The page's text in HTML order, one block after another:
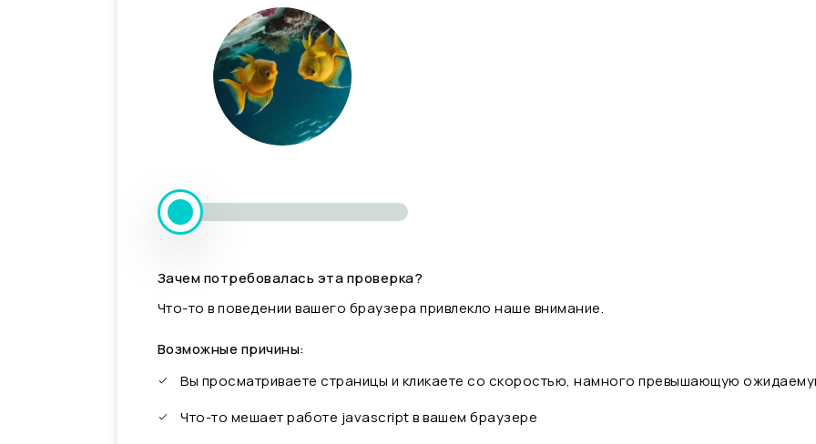
Зачем потребовалась эта проверка?
Что-то в поведении вашего браузера привлекло наше внимание.
Возможные причины:
Вы просматриваете страницы и кликаете со скоростью, намного превышающую
Что-то мешает работе javascript в вашем браузере